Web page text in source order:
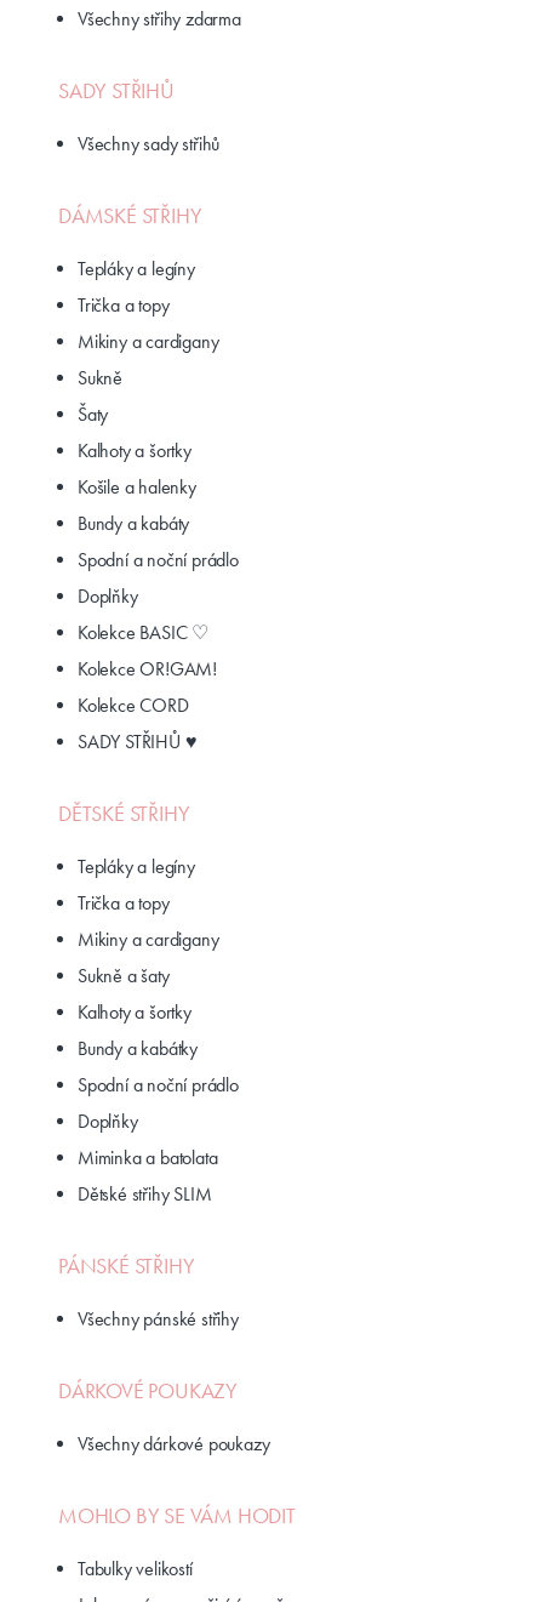
Všechny střihy zdarma
SADY STŘIHŮ
Všechny sady střihů
DÁMSKÉ STŘIHY
Tepláky a legíny
Trička a topy
Mikiny a cardigany
Sukně
Šaty
Kalhoty a šortky
Košile a halenky
Bundy a kabáty
Spodní a noční prádlo
Doplňky
Kolekce BASIC ♡
Kolekce OR!GAM!
Kolekce CORD
SADY STŘIHŮ ♥
DĚTSKÉ STŘIHY
Tepláky a legíny
Trička a topy
Mikiny a cardigany
Sukně a šaty
Kalhoty a šortky
Bundy a kabátky
Spodní a noční prádlo
Doplňky
Miminka a batolata
Dětské střihy SLIM
PÁNSKÉ STŘIHY
Všechny pánské střihy
DÁRKOVÉ POUKAZY
Všechny dárkové poukazy
MOHLO BY SE VÁM HODIT
Tabulky velikostí